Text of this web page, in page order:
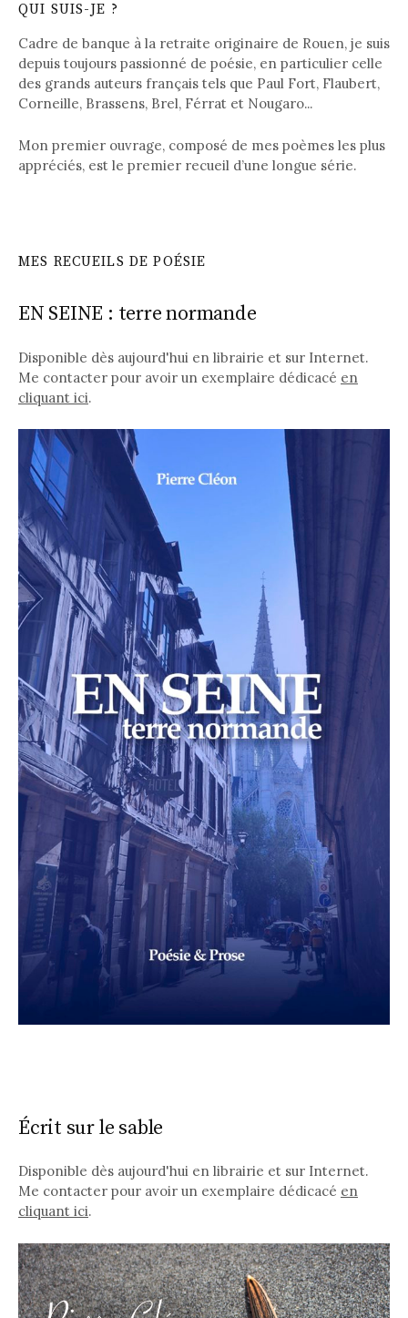
QUI SUIS-JE ?
Cadre de banque à la retraite originaire de Rouen, je suis
depuis toujours passionné de poésie, en particulier celle
des grands auteurs français tels que Paul Fort, Flaubert,
Corneille, Brassens, Brel, Férrat et Nougaro...
Mon premier ouvrage, composé de mes poèmes les plus
appréciés, est le premier recueil d’une longue série.
MES RECUEILS DE POÉSIE
EN SEINE : terre normande
Disponible dès aujourd'hui en librairie et sur Internet.
Me contacter pour avoir un exemplaire dédicacé en
cliquant ici.
Écrit sur le sable
Disponible dès aujourd'hui en librairie et sur Internet.
Me contacter pour avoir un exemplaire dédicacé en
cliquant ici.